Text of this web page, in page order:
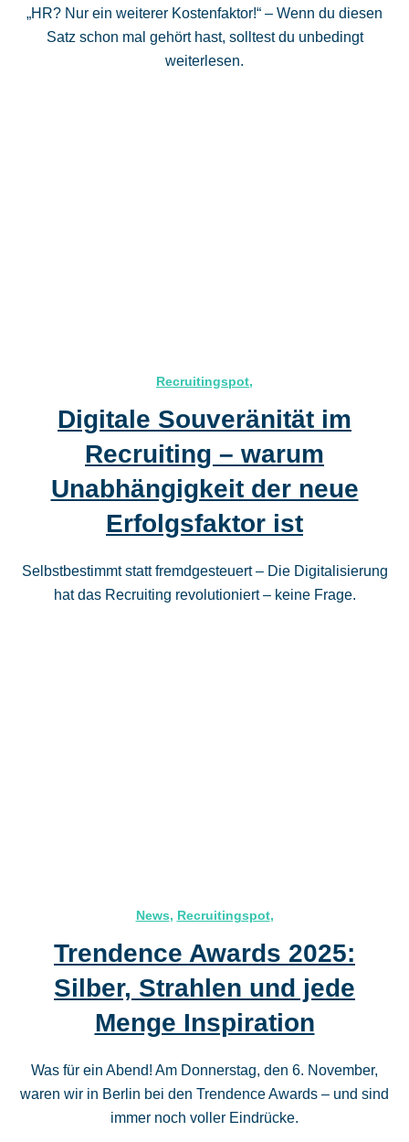
„HR? Nur ein weiterer Kostenfaktor!“ – Wenn du diesen
Satz schon mal gehört hast, solltest du unbedingt
weiterlesen.
Recruitingspot,
Digitale Souveränität im
Recruiting – warum
Unabhängigkeit der neue
Erfolgsfaktor ist
Selbstbestimmt statt fremdgesteuert – Die Digitalisierung
hat das Recruiting revolutioniert – keine Frage.
News, Recruitingspot,
Trendence Awards 2025:
Silber, Strahlen und jede
Menge Inspiration
Was für ein Abend! Am Donnerstag, den 6. November,
waren wir in Berlin bei den Trendence Awards – und sind
immer noch voller Eindrücke.